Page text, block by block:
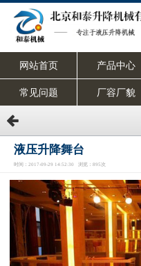
网站首页 产品中心
常见问题 厂容厂貌
液压升降舞台
时间：2017-09-29 14:52:30 浏览：895次